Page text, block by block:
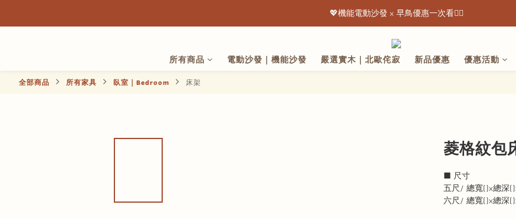
💖機能電動沙發 x 早鳥優惠一次看👇🏻
💖機能電動沙發 x 早鳥優惠一次看👇🏻
出清特惠最低下殺3折起 ✨
💖機能電動沙發 x 早鳥優惠一次看👇🏻
所有商品
電動沙發｜機能沙發 嚴選實木｜北歐侘寂 新品優惠 優惠活動
全部商品 所有家具 臥室｜Bedroom 床架
菱格紋包
■ 尺寸
五尺/ 總寬()x總深
六尺/ 總寬()x總深